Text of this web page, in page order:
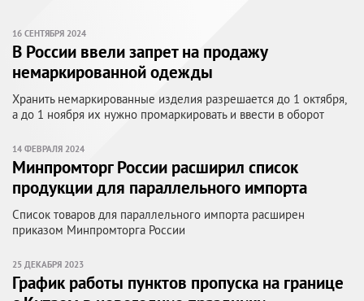
16 СЕНТЯБРЯ 2024
В России ввели запрет на продажу
немаркированной одежды
Хранить немаркированные изделия разрешается до 1 октября,
а до 1 ноября их нужно промаркировать и ввести в оборот
14 ФЕВРАЛЯ 2024
Минпромторг России расширил список
продукции для параллельного импорта
Список товаров для параллельного импорта расширен
приказом Минпромторга России
25 ДЕКАБРЯ 2023
График работы пунктов пропуска на границе